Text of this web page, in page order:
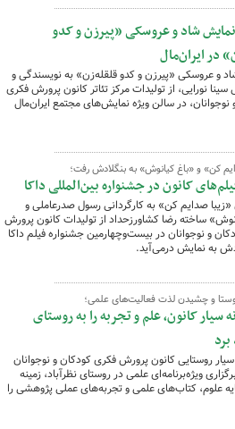
شاد و عروسکی «پیرزن و کدو
در ایران‌مال
و عروسکی «پیرزن و کدو قلقله‌زن» به نویسندگی و
سینا نورایی، از تولیدات مرکز تئاتر کانون پرورش فکری
نوجوانان، در سالن ویژه نمایش‌های مجتمع ایران‌مال
کن» و «باغ کیانوش» به بنگلادش رفت؛
کانون در جشنواره بین‌المللی داکا
صدایم کن» به کارگردانی رسول صدرعاملی و
ساخته رضا کشاورزحداد از تولیدات کانون پرورش
و نوجوانان در بیست‌وچهارمین جشنواره فیلم داکا
به نمایش درمی‌آید.
و چشیدن لذت فعالیت‌های علمی؛
سیار کانون، علم و تجربه را به روستای
سیار روستایی کانون پرورش فکری کودکان و نوجوانان
ویژه‌برنامه‌ای علمی در روستای نظرآباد، زمینه
علوم، کتاب‌های علمی و تجربه‌های عملی پژوهشی را